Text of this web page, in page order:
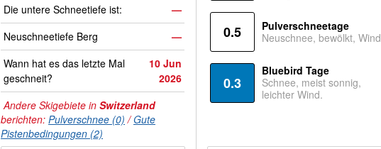
Die untere Schneetiefe ist:
—
Neuschneetiefe Berg
—
Wann hat es das letzte Mal
geschneit?
10 Jun
2026
Andere Skigebiete in Switzerland
berichten: Pulverschnee (0) /Gute
Pistenbedingungen (2)
0.5
Pulverschneetage
Neuschnee, bewölkt, Wind
0.3
Bluebird Tage
Schnee, meist sonnig,
leichter Wind.